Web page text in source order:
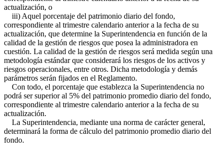
actualización, o
iii) Aquel porcentaje del patrimonio diario del fondo,
correspondiente al trimestre calendario anterior a la fecha de su
actualización, que determine la Superintendencia en función de la
calidad de la gestión de riesgos que posea la administradora en
cuestión. La calidad de la gestión de riesgos será medida según una
metodología estándar que considerará los riesgos de los activos y
riesgos operacionales, entre otros. Dicha metodología y demás
parámetros serán fijados en el Reglamento.
Con todo, el porcentaje que establezca la Superintendencia no
podrá ser superior al 5% del patrimonio promedio diario del fondo,
correspondiente al trimestre calendario anterior a la fecha de su
actualización.
La Superintendencia, mediante una norma de carácter general,
determinará la forma de cálculo del patrimonio promedio diario del
fondo.